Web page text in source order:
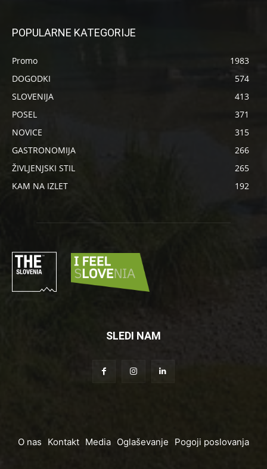
POPULARNE KATEGORIJE
Promo
1983
DOGODKI
574
SLOVENIJA
413
POSEL
371
NOVICE
315
GASTRONOMIJA
266
ŽIVLJENJSKI STIL
265
KAM NA IZLET
192
SLEDI NAM
O nas Kontakt Media Oglaševanje Pogoji poslovanja